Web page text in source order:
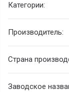
Категории:
Производитель:
Страна
Заводское